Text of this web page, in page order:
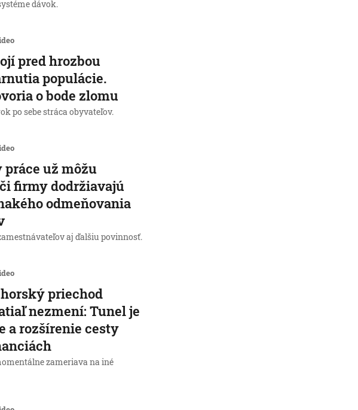
dávok.
pred hrozbou
populácie.
o bode zlomu
po sebe stráca obyvateľov.
už môžu
firmy dodržiavajú
odmeňovania
aj ďalšiu povinnosť.
priechod
nezmení: Tunel je
a rozšírenie cesty
zameriava na iné